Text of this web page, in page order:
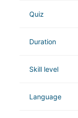
Quiz
Duration
Skill level
Language